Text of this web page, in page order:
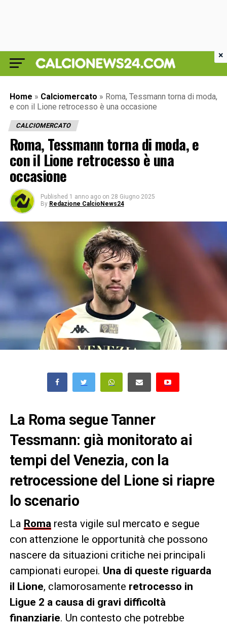
Home » Calciomercato » Roma, Tessmann torna di moda,
e con il Lione retrocesso è una occasione
CALCIOMERCATO
Roma, Tessmann torna di moda, e
con il Lione retrocesso è una
occasione
Published 1 anno ago on 28 Giugno 2025
By Redazione CalcioNews24
La Roma segue Tanner
Tessmann: già monitorato ai
tempi del Venezia, con la
retrocessione del Lione si riapre
lo scenario
La Romaresta vigile sul mercato e segue
con attenzione le opportunità che possono
nascere da situazioni critiche nei principali
campionati europei. Una di queste riguarda
il Lione, clamorosamente retrocesso in
Ligue 2 a causa di gravi difficoltà
finanziarie. Un contesto che potrebbe
×